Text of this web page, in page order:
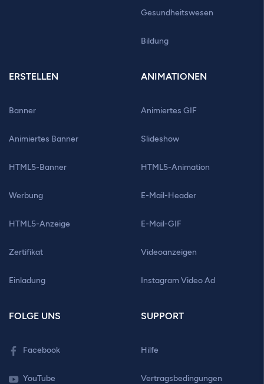
Gesundheitswesen
Bildung
ERSTELLEN
Banner
Animiertes Banner
HTML5-Banner
Werbung
HTML5-Anzeige
Zertifikat
Einladung
ANIMATIONEN
Animiertes GIF
Slideshow
HTML5-Animation
E-Mail-Header
E-Mail-GIF
Videoanzeigen
Instagram Video Ad
FOLGE UNS
Facebook
YouTube
SUPPORT
Hilfe
Vertragsbedingungen